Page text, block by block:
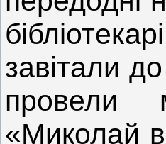
завітали
провели
«Миколай